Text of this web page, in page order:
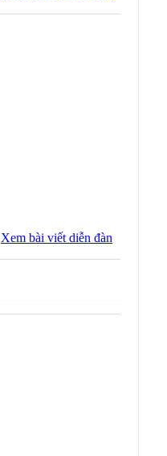
Xem bài viết diễn đàn